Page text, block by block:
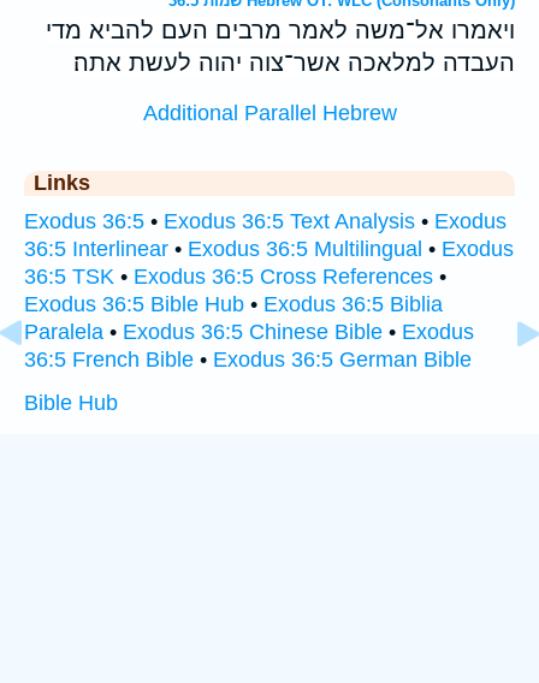
ויאמרו אל־משה לאמר מרבים העם להביא מדי
העבדה למלאכה אשר־צוה יהוה לעשת אתה׃
Additional Parallel Hebrew
Links
Exodus 36:5 • Exodus 36:5 Text Analysis • Exodus
36:5 Interlinear • Exodus 36:5 Multilingual • Exodus
36:5 TSK • Exodus 36:5 Cross References •
Exodus 36:5 Bible Hub • Exodus 36:5 Biblia
Paralela • Exodus 36:5 Chinese Bible • Exodus
36:5 French Bible • Exodus 36:5 German Bible
Bible Hub